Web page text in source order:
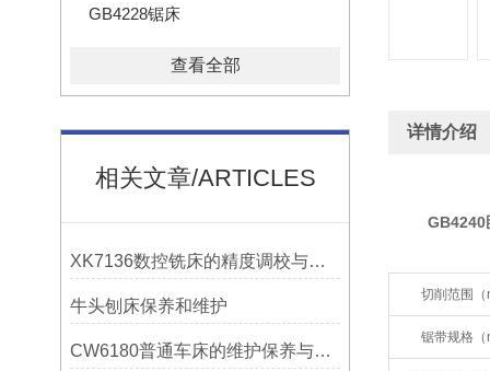
GB4228锯床
查看全部
相关文章/ARTICLES
XK7136数控铣床的精度调校与性能优化
牛头刨床保养和维护
CW6180普通车床的维护保养与延长使用寿命技巧说明
详情介绍
GB4240卧
切削范围（
锯带规格（